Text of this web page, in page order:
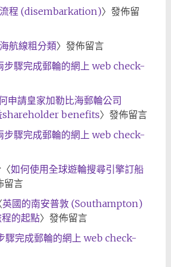
程 (disembarkation)〉發佈留
航線粗分類〉發佈留言
步驟完成郵輪的網上 web check-
申請皇家加勒比海郵輪公司
shareholder benefits〉發佈留言
步驟完成郵輪的網上 web check-
如何使用全球遊輪搜尋引擎訂船
留言
英國的南安普敦 (Southampton)
程的起點〉發佈留言
驟完成郵輪的網上 web check-